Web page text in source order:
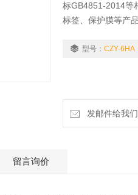
标GB4851-2014等
标签、保护膜等产
型号： CZY-6HA
发邮件给我
留言询价